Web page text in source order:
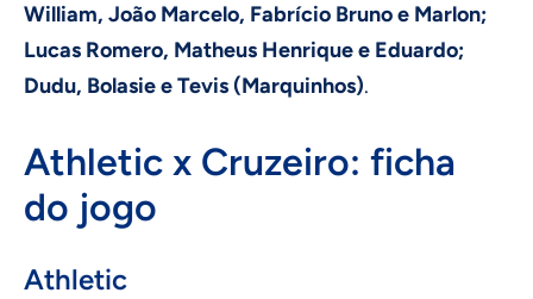
William, João Marcelo, Fabrício Bruno e Marlon;
Lucas Romero, Matheus Henrique e Eduardo;
Dudu, Bolasie e Tevis (Marquinhos).
Athletic x Cruzeiro: ficha
do jogo
Athletic